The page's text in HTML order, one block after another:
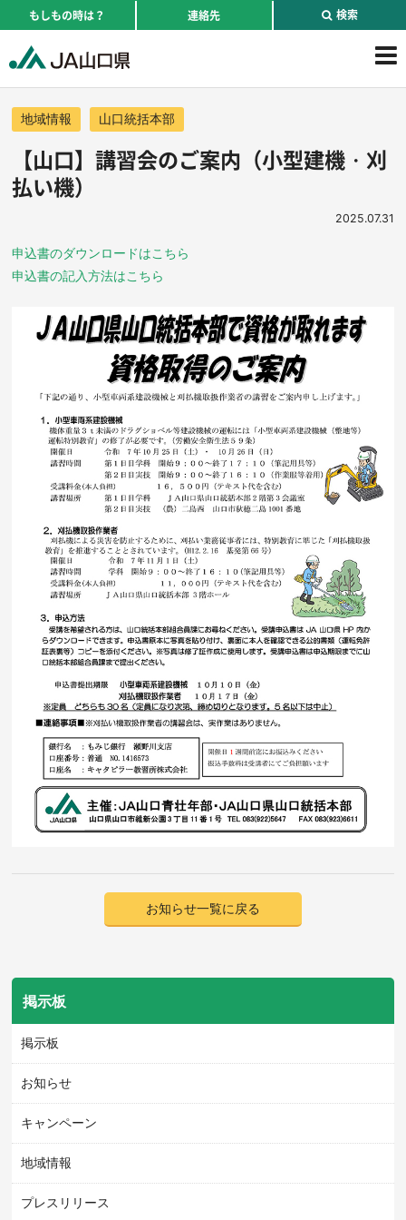
もしもの時は？ 連絡先 検索
地域情報 山口統括本部
【山口】講習会のご案内（小型建機・刈
払い機）
2025.07.31
申込書のダウンロードはこちら
申込書の記入方法はこちら
お知らせ一覧に戻る
掲示板
掲示板
お知らせ
キャンペーン
地域情報
プレスリリース